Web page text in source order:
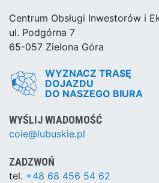
Centrum Obsługi Inwestorów i
ul. Podgórna 7
65-057 Zielona Góra
WYZNACZ TRASĘ
DOJAZDU
DO NASZEGO BIURA
WYŚLIJ WIADOMOŚĆ
coie@lubuskie.pl
ZADZWOŃ
tel. +48 68 456 54 62